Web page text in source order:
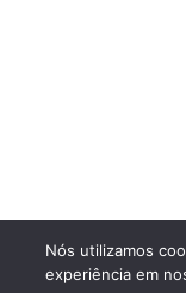
Nós utilizamos
experiência em